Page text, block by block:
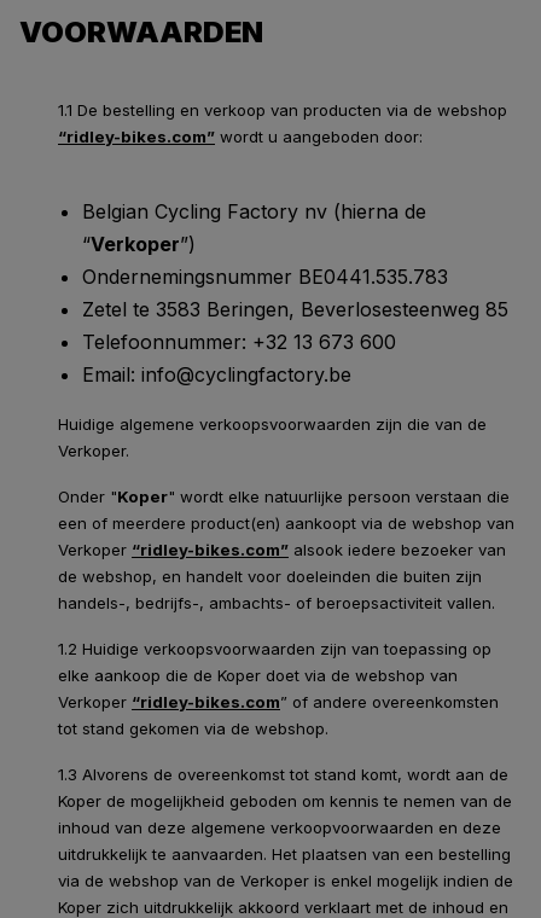
VOORWAARDEN
1.1 De bestelling en verkoop van producten via de webshop
“ridley-bikes.com” wordt u aangeboden door:
Belgian Cycling Factory nv (hierna de
“Verkoper”)
Ondernemingsnummer BE0441.535.783
Zetel te 3583 Beringen, Beverlosesteenweg 85
Telefoonnummer: +32 13 673 600
Email: info@cyclingfactory.be
Huidige algemene verkoopsvoorwaarden zijn die van de
Verkoper.
Onder "Koper" wordt elke natuurlijke persoon verstaan die
een of meerdere product(en) aankoopt via de webshop van
Verkoper “ridley-bikes.com” alsook iedere bezoeker van
de webshop, en handelt voor doeleinden die buiten zijn
handels-, bedrijfs-, ambachts- of beroepsactiviteit vallen.
1.2 Huidige verkoopsvoorwaarden zijn van toepassing op
elke aankoop die de Koper doet via de webshop van
Verkoper “ridley-bikes.com” of andere overeenkomsten
tot stand gekomen via de webshop.
1.3 Alvorens de overeenkomst tot stand komt, wordt aan de
Koper de mogelijkheid geboden om kennis te nemen van de
inhoud van deze algemene verkoopvoorwaarden en deze
uitdrukkelijk te aanvaarden. Het plaatsen van een bestelling
via de webshop van de Verkoper is enkel mogelijk indien de
Koper zich uitdrukkelijk akkoord verklaart met de inhoud en